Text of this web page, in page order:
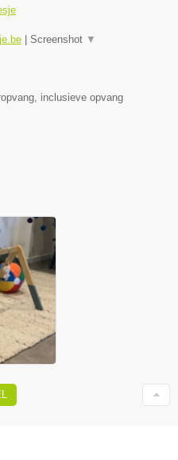
Screenshot ▼
inclusieve opvang